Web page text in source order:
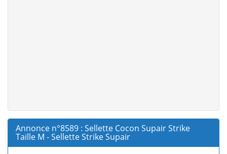
Annonce n°8589 : Sellette Cocon Supair Strike
Taille M - Sellette Strike Supair